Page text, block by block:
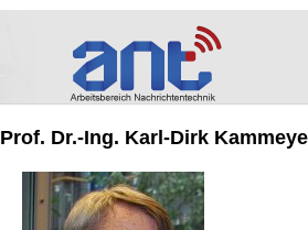
Prof. Dr.-Ing. Karl-Dirk